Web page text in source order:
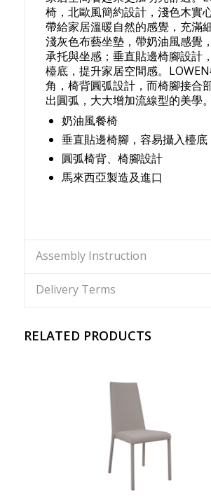
椅，北歐風簡約設計，淺色木實
帶給家居溫暖自然的感覺，充滿
淺灰色布藝坐墊，帶奶油風感覺
承托與坐感；垂直貼邊椅腳設計
檯底，提升家居空間感。
角，椅背圓弧設計，而椅腳接合
出圓弧，大大增加流線型的美學。
奶油風餐椅
垂直貼邊椅腳，容易攝入檯底
圓弧椅背、椅腳設計
馬來西亞製造及進口
Assembly Instruction
Delivery Terms
RELATED PRODUCTS